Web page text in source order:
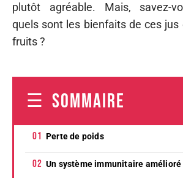
plutôt agréable. Mais, savez-
quels sont les bienfaits de ces jus
fruits ?
SOMMAIRE
Perte de poids
Un système immunitaire amélioré